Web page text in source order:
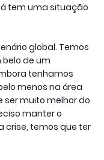
tem uma situação
global. Temos
de um
tenhamos
menos na área
ser muito melhor do
manter o
crise, temos que ter